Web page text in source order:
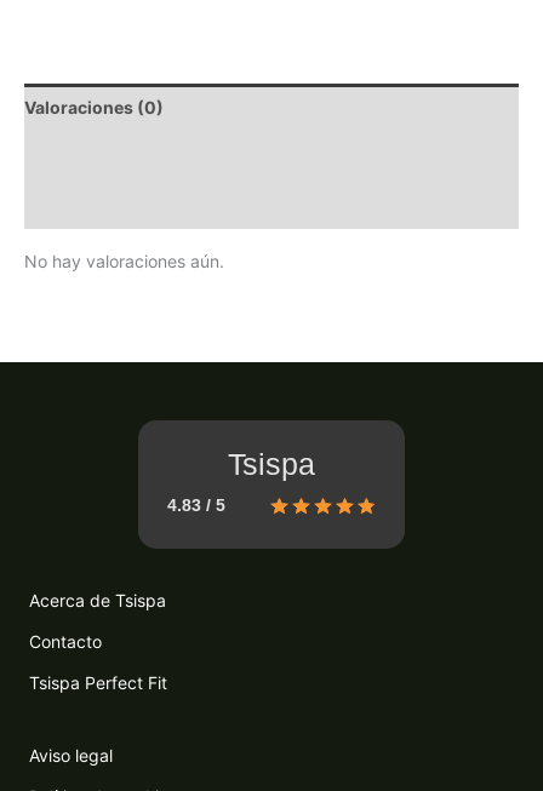
Valoraciones (0)
No hay valoraciones aún.
Tsispa
4.83 / 5
Acerca de Tsispa
Contacto
Tsispa Perfect Fit
Aviso legal